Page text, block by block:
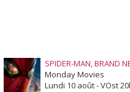
SPIDER-MAN, BRAND
Monday Movies
Lundi 10 août - VOst